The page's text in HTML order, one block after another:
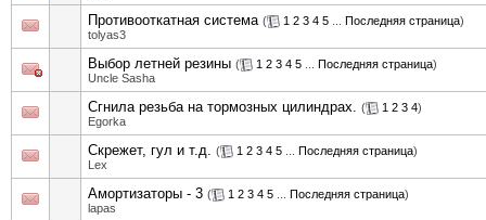
Противооткатная система ( 1 2 3 4 5 Последняя страница)
tolyas3
Выбор летней резины ( 1 2 3 4 5 Последняя страница)
Uncle Sasha
Сгнила резьба на тормозных цилиндрах. ( 1 2 3 4)
Egorka
Cкрежет, гул и т.д. ( 1 2 3 4 5 Последняя страница)
Lex
Амортизаторы - 3 ( 1 2 3 4 5 Последняя страница)
lapas